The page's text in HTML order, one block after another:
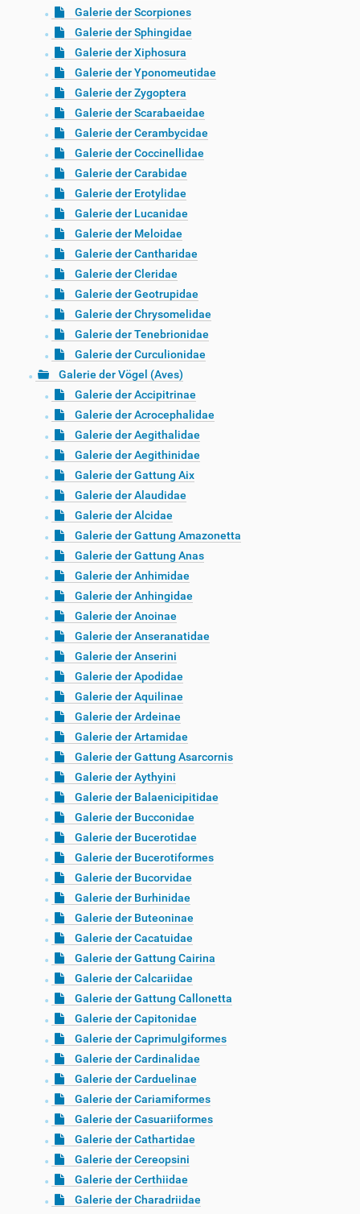
Galerie der Scorpiones
Galerie der Sphingidae
Galerie der Xiphosura
Galerie der Yponomeutidae
Galerie der Zygoptera
Galerie der Scarabaeidae
Galerie der Cerambycidae
Galerie der Coccinellidae
Galerie der Carabidae
Galerie der Erotylidae
Galerie der Lucanidae
Galerie der Meloidae
Galerie der Cantharidae
Galerie der Cleridae
Galerie der Geotrupidae
Galerie der Chrysomelidae
Galerie der Tenebrionidae
Galerie der Curculionidae
Galerie der Vögel (Aves)
Galerie der Accipitrinae
Galerie der Acrocephalidae
Galerie der Aegithalidae
Galerie der Aegithinidae
Galerie der Gattung Aix
Galerie der Alaudidae
Galerie der Alcidae
Galerie der Gattung Amazonetta
Galerie der Gattung Anas
Galerie der Anhimidae
Galerie der Anhingidae
Galerie der Anoinae
Galerie der Anseranatidae
Galerie der Anserini
Galerie der Apodidae
Galerie der Aquilinae
Galerie der Ardeinae
Galerie der Artamidae
Galerie der Gattung Asarcornis
Galerie der Aythyini
Galerie der Balaenicipitidae
Galerie der Bucconidae
Galerie der Bucerotidae
Galerie der Bucerotiformes
Galerie der Bucorvidae
Galerie der Burhinidae
Galerie der Buteoninae
Galerie der Cacatuidae
Galerie der Gattung Cairina
Galerie der Calcariidae
Galerie der Gattung Callonetta
Galerie der Capitonidae
Galerie der Caprimulgiformes
Galerie der Cardinalidae
Galerie der Carduelinae
Galerie der Cariamiformes
Galerie der Casuariiformes
Galerie der Cathartidae
Galerie der Cereopsini
Galerie der Certhiidae
Galerie der Charadriidae